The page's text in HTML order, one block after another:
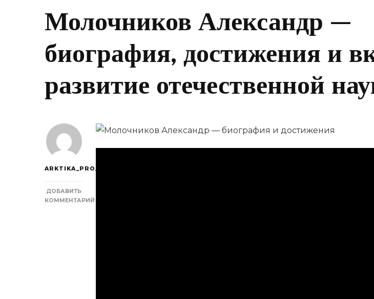
Молочников Александр —
биография, достижения и
развитие отечественной
ARKTIKA_PRO_
ДОБАВИТЬ
КОММЕНТАРИЙ